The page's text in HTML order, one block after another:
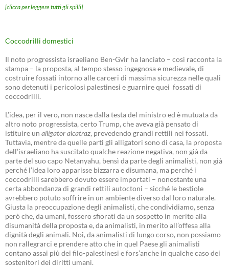
[clicca per leggere tutti gli spilli]
Coccodrilli domestici
Il noto progressista israeliano Ben-Gvir ha lanciato – così racconta la
stampa – la proposta, al tempo stesso ingegnosa e medievale, di
costruire fossati intorno alle carceri di massima sicurezza nelle quali
sono detenuti i pericolosi palestinesi e guarnire quei fossati di
coccodrilli.
L’idea, per il vero, non nasce dalla testa del ministro ed è mutuata da
altro noto progressista, certo Trump, che aveva già pensato di
istituire un alligator alcatraz, prevedendo grandi rettili nei fossati.
Tuttavia, mentre da quelle parti gli alligatori sono di casa, la proposta
dell’israeliano ha suscitato qualche reazione negativa, non già da
parte del suo capo Netanyahu, bensì da parte degli animalisti, non già
perché l’idea loro apparisse bizzarra e disumana, ma perché i
coccodrilli sarebbero dovuto essere importati – nonostante una
certa abbondanza di grandi rettili autoctoni – sicché le bestiole
avrebbero potuto soffrire in un ambiente diverso dal loro naturale.
Giusta la preoccupazione degli animalisti, che condividiamo, senza
però che, da umani, fossero sfiorati da un sospetto in merito alla
disumanità della proposta e, da animalisti, in merito all’offesa alla
dignità degli animali. Noi, da animalisti di lungo corso, non possiamo
non rallegrarci e prendere atto che in quel Paese gli animalisti
contano assai più dei filo-palestinesi e fors’anche in qualche caso dei
sostenitori dei diritti umani.